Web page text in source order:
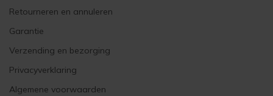
Retourneren en annuleren
Garantie
Verzending en bezorging
Privacyverklaring
Algemene voorwaarden